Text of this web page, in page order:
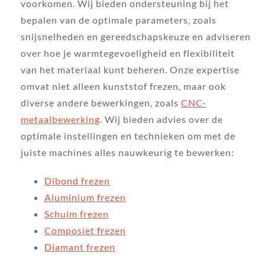
voorkomen. Wij bieden ondersteuning bij het
bepalen van de optimale parameters, zoals
snijsnelheden en gereedschapskeuze en adviseren
over hoe je warmtegevoeligheid en flexibiliteit
van het materiaal kunt beheren. Onze expertise
omvat niet alleen kunststof frezen, maar ook
diverse andere bewerkingen, zoals CNC-
metaalbewerking . Wij bieden advies over de
optimale instellingen en technieken om met de
juiste machines alles nauwkeurig te bewerken:
Dibond frezen
Aluminium frezen
Schuim frezen
Composiet frezen
Diamant frezen